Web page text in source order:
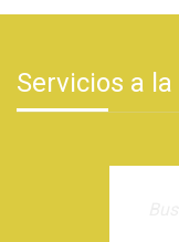
Servicios a